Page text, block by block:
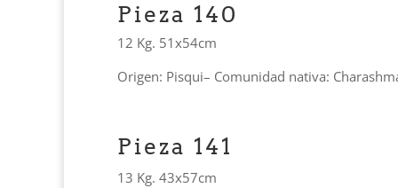
Pieza 140
12 Kg. 51x54cm
Origen: Pisqui– Comunidad nativa:
Pieza 141
13 Kg. 43x57cm